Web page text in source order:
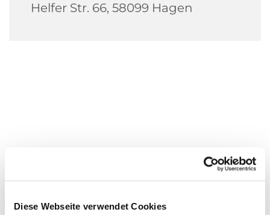
Diese Webseite verwendet Cookies
Helfer Str. 66, 58099 Hagen